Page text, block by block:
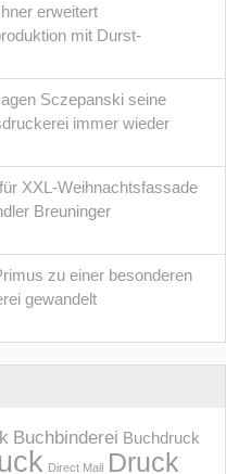
erweitert
mit Durst-
Sczepanski seine
immer wieder
XXL-Weihnachtsfassade
Breuninger
zu einer besonderen
gewandelt
Buchbinderei Buchdruck
Direct Mail Druck